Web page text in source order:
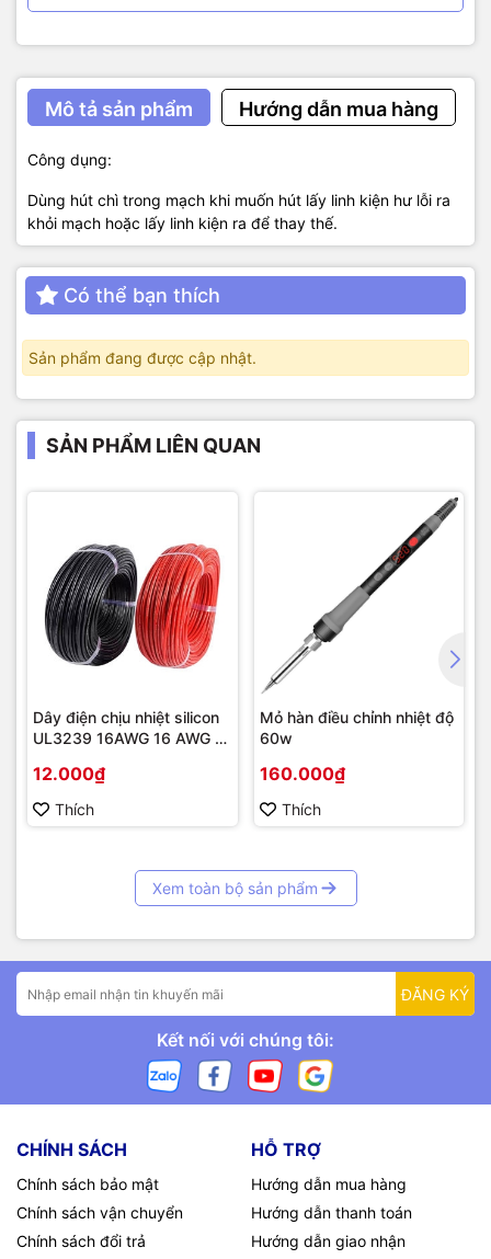
Mô tả sản phẩm Hướng dẫn mua hàng
Công dụng:
Dùng hút chì trong mạch khi muốn hút lấy linh kiện hư lỗi ra
khỏi mạch hoặc lấy linh kiện ra để thay thế.
Có thể bạn thích
Sản phẩm đang được cập nhật.
SẢN PHẨM LIÊN QUAN
Dây điện chịu nhiệt silicon
UL3239 16AWG 16 AWG (1
12.000₫
Thích
Mỏ hàn điều chỉnh nhiệt độ
60w
160.000₫
Thích
Xem toàn bộ sản phẩm
ĐĂNG KÝ
Kết nối với chúng tôi:
CHÍNH SÁCH
Chính sách bảo mật
Chính sách vận chuyển
Chính sách đổi trả
HỖ TRỢ
Hướng dẫn mua hàng
Hướng dẫn thanh toán
Hướng dẫn giao nhận